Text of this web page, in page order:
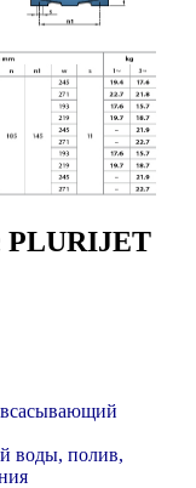
PLURIJET
воды, полив,